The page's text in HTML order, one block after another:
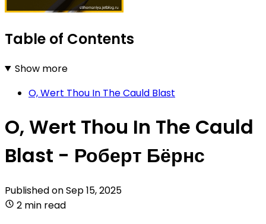
Table of Contents
Show more
O, Wert Thou In The Cauld Blast
O, Wert Thou In The Cauld
Blast - Роберт Бёрнс
Published onSep 15, 2025
2 min read